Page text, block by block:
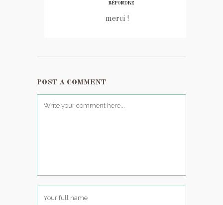
RÉPONDRE
merci !
POST A COMMENT